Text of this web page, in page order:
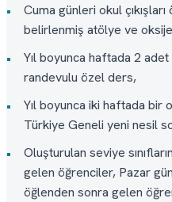
•
Cuma günleri okul
belirlenmiş atölye ve
•
Yıl boyunca haftada 2
randevulu özel ders,
•
Yıl boyunca iki haftada
Türkiye Geneli yeni nesil
•
Oluşturulan seviye
gelen öğrenciler, Pazar
öğlenden sonra gelen